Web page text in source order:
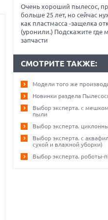
Очень хороший пылесос,
больше 25 лет, но сейчас
как пластмасса -защелка
(уронили.) Подскажите где
запчасти
СМОТРИТЕ ТАКЖЕ:
Модели того же
Новинки раздела
Выбор эксперта. с
пыли
Выбор эксперта.
Выбор эксперта. с
сухой и влажной уборки)
Выбор эксперта. роботы-